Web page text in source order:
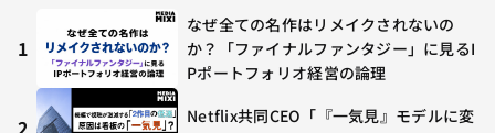
1
なぜ全ての名作はリメイクされないの
か？「ファイナルファンタジー」に見るI
Pポートフォリオ経営の論理
2
Netflix共同CEO「『一気見』モデルに変